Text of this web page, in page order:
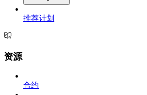
推荐计划
资源
合约